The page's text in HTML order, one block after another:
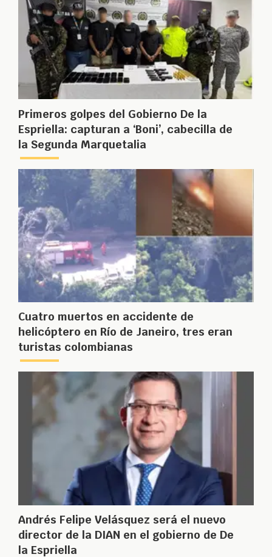
Primeros golpes del Gobierno De la
Espriella: capturan a ‘Boni’, cabecilla de
la Segunda Marquetalia
Cuatro muertos en accidente de
helicóptero en Río de Janeiro, tres eran
turistas colombianas
Andrés Felipe Velásquez será el nuevo
director de la DIAN en el gobierno de De
la Espriella